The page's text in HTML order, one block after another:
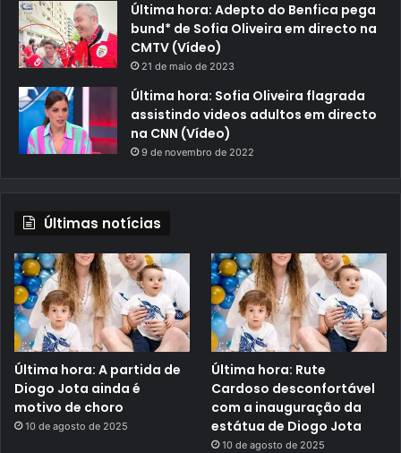
Última hora: Adepto do Benfica pega
bund* de Sofia Oliveira em directo na
CMTV (Vídeo)
21 de maio de 2023
Última hora: Sofia Oliveira flagrada
assistindo videos adultos em directo
na CNN (Vídeo)
9 de novembro de 2022
Últimas notícias
Última hora: A partida de
Diogo Jota ainda é
motivo de choro
10 de agosto de 2025
Última hora: Rute
Cardoso desconfortável
com a inauguração da
estátua de Diogo Jota
10 de agosto de 2025